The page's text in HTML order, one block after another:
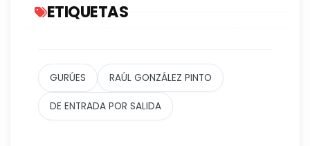
ETIQUETAS
GURÚES RAÚL GONZÁLEZ PINTO
DE ENTRADA POR SALIDA